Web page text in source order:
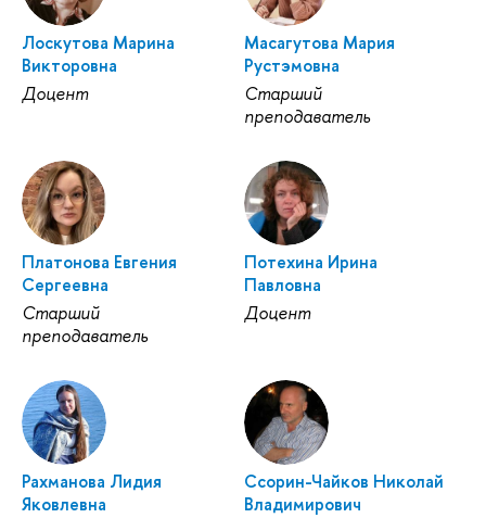
Лоскутова Марина
Викторовна
Доцент
Масагутова Мария
Рустэмовна
Старший
преподаватель
Платонова Евгения
Сергеевна
Старший
преподаватель
Потехина Ирина
Павловна
Доцент
Рахманова Лидия
Яковлевна
Ссорин-Чайков Николай
Владимирович